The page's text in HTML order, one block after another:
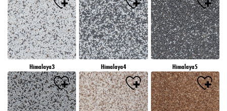
Himalaya3 Himalaya4 Himalaya5